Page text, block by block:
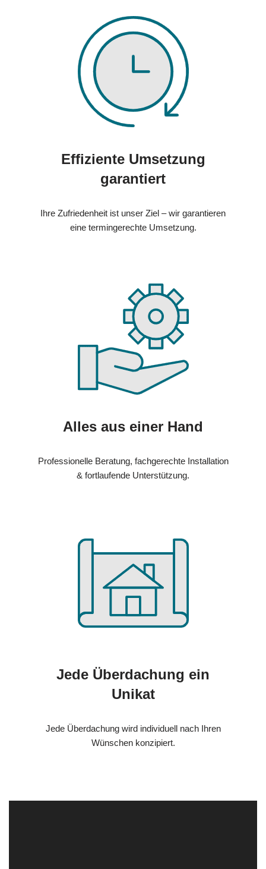
Effiziente Umsetzung
garantiert
Ihre Zufriedenheit ist unser Ziel – wir garantieren
eine termingerechte Umsetzung.
Alles aus einer Hand
Professionelle Beratung, fachgerechte Installation
& fortlaufende Unterstützung.
Jede Überdachung ein
Unikat
Jede Überdachung wird individuell nach Ihren
Wünschen konzipiert.